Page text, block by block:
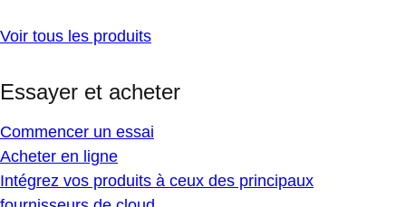
Voir tous les produits
Essayer et acheter
Commencer un essai
Acheter en ligne
Intégrez vos produits à ceux des principaux